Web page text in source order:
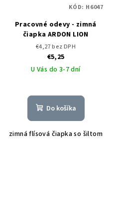
Pracovné odevy - zimná
čiapka ARDON LION
€4,27 bez DPH
€5,25
U Vás do 3-7 dní
Do košíka
zimná flísová čiapka so šiltom
KÓD: H6047